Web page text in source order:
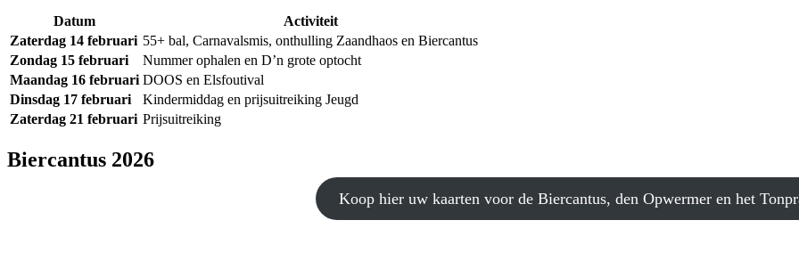
Datum
Activiteit
Zaterdag 14 februari 55+ bal, Carnavalsmis, onthulling Zaandhaos en Biercantus
Zondag 15 februari
Nummer ophalen en D’n grote optocht
Maandag 16 februari DOOS en Elsfoutival
Dinsdag 17 februari
Kindermiddag en prijsuitreiking Jeugd
Zaterdag 21 februari Prijsuitreiking
Biercantus 2026
Koop hier uw kaarten voor de Biercantus, den Opwermer en het